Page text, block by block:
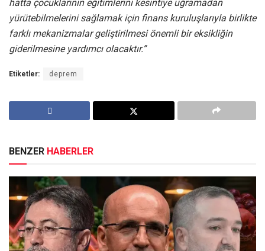
hatta çocuklarının eğitimlerini kesintiye uğramadan
yürütebilmelerini sağlamak için finans kuruluşlarıyla birlikte
farklı mekanizmalar geliştirilmesi önemli bir eksikliğin
giderilmesine yardımcı olacaktır.”
Etiketler: deprem
BENZER HABERLER